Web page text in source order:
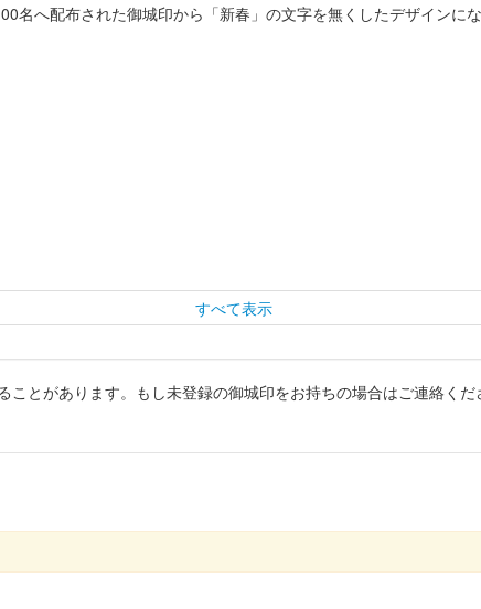
名へ配布された御城印から「新春」の文字を無くしたデザインに
すべて表示
とがあります。もし未登録の御城印をお持ちの場合はご連絡くだ